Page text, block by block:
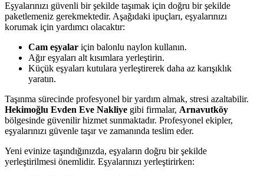
Eşyalarınızı güvenli bir şekilde taşımak için doğru bir şekilde
paketlemeniz gerekmektedir. Aşağıdaki ipuçları, eşyalarınızı
korumak için yardımcı olacaktır:
Cam eşyalar için balonlu naylon kullanın.
Ağır eşyaları alt kısımlara yerleştirin.
Küçük eşyaları kutulara yerleştirerek daha az karışıklık
yaratın.
Taşınma sürecinde profesyonel bir yardım almak, stresi azaltabilir.
Hekimoğlu Evden Eve Nakliye gibi firmalar, Arnavutköy
bölgesinde güvenilir hizmet sunmaktadır. Profesyonel ekipler,
eşyalarınızı güvenle taşır ve zamanında teslim eder.
Yeni evinize taşındığınızda, eşyaların doğru bir şekilde
yerleştirilmesi önemlidir. Eşyalarınızı yerleştirirken: